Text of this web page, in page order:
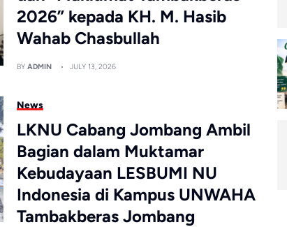
2026” kepada KH. M. Hasib
Wahab Chasbullah
BYADMIN JULY 13, 2026
News
LKNU Cabang Jombang Ambil
Bagian dalam Muktamar
Kebudayaan LESBUMI NU
Indonesia di Kampus UNWAHA
Tambakberas Jombang